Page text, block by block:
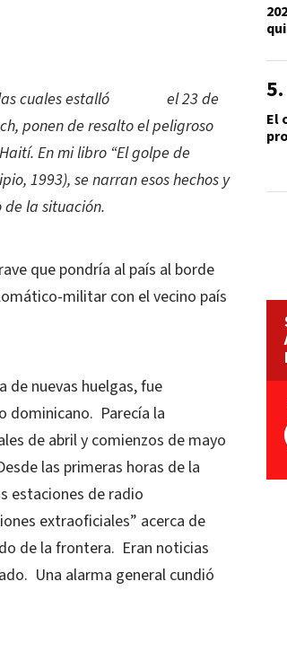
cuales estalló
el 23 de
ponen de resalto el peligroso
En mi libro “El golpe de
1993), se narran esos hechos y
la situación.
que pondría al país al borde
militar con el vecino país
de nuevas huelgas, fue
dominicano. Parecía la
de abril y comienzos de mayo
las primeras horas de la
estaciones de radio
extraoficiales” acerca de
de la frontera. Eran noticias
Una alarma general cundió
El